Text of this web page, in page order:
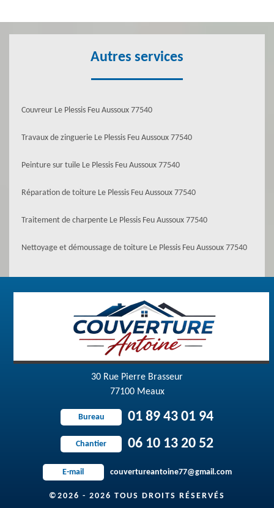
Autres services
Couvreur Le Plessis Feu Aussoux 77540
Travaux de zinguerie Le Plessis Feu Aussoux 77540
Peinture sur tuile Le Plessis Feu Aussoux 77540
Réparation de toiture Le Plessis Feu Aussoux 77540
Traitement de charpente Le Plessis Feu Aussoux 77540
Nettoyage et démoussage de toiture Le Plessis Feu Aussoux 77540
30 Rue Pierre Brasseur
77100 Meaux
Bureau 01 89 43 01 94
Chantier 06 10 13 20 52
E-mail couvertureantoine77@gmail.com
©2026 - 2026 TOUS DROITS RÉSERVÉS